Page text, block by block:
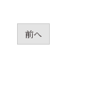
前へ